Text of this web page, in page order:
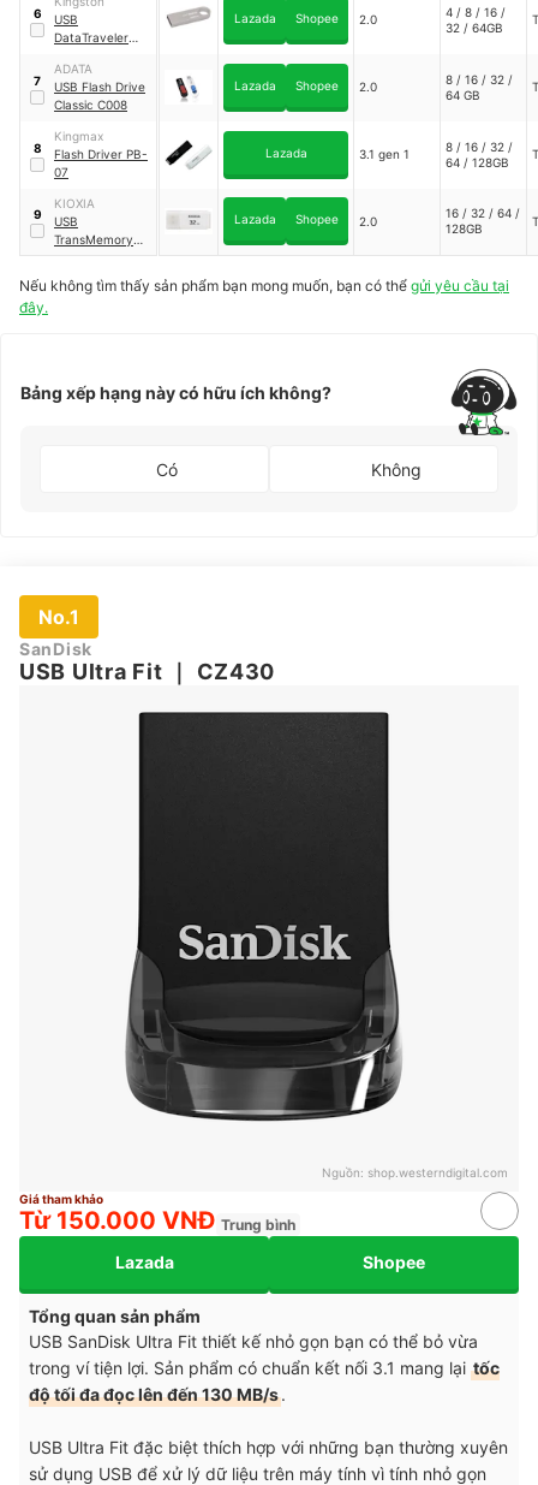
6
USB
DataTraveler
Lazada Shopee 2.0
4 / 8 / 16 /
32 / 64GB
7
ADATA
USB Flash Drive
Classic C008
Lazada Shopee 2.0
8 / 16 / 32 /
64 GB
8
Kingmax
Flash Driver PB-
07
Lazada 3.1 gen 1
8 / 16 / 32 /
64 / 128GB
9
KIOXIA
USB
TransMemory
U202
Lazada Shopee 2.0
16 / 32 / 64 /
128GB
Nếu không tìm thấy sản phẩm bạn mong muốn, bạn có thể gửi yêu cầu tại
đây.
Bảng xếp hạng này có hữu ích không?
Có Không
No.1
SanDisk
USB Ultra Fit CZ430
Nguồn: shop.westerndigital.com
Giá tham khảo
Từ 150.000 VNĐ Trung bình
Lazada Shopee
Tổng quan sản phẩm
USB SanDisk Ultra Fit thiết kế nhỏ gọn bạn có thể bỏ vừa
trong ví tiện lợi. Sản phẩm có chuẩn kết nối 3.1 mang lại tốc
độ tối đa đọc lên đến 130 MB/s.
USB Ultra Fit đặc biệt thích hợp với những bạn thường xuyên
sử dụng USB để xử lý dữ liệu trên máy tính vì tính nhỏ gọn